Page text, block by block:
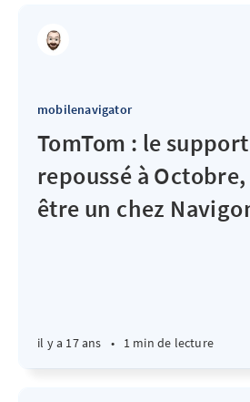
mobilenavigator
TomTom : le
repoussé à
être un chez
il y a 17 ans • 1 min de lecture